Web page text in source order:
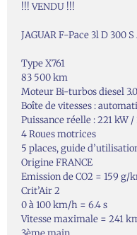
!!! VENDU !!!
JAGUAR F-Pace 3l D 300
Type X761
83 500 km
Moteur Bi-turbos diesel
Boîte de vitesses :
Puissance réelle : 221 kW
4 Roues motrices
5 places, guide
Origine FRANCE
Emission de CO2 = 159 g/
Crit’Air 2
0 à 100 km/h = 6.4 s
Vitesse maximale = 241